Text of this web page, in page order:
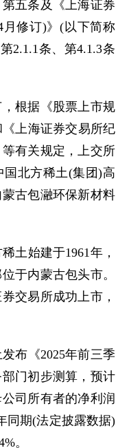
五条及《上海证券
月修订)》(以下简称
2.1.1条、第4.1.3条
根据《股票上市规
《上海证券交易所纪
有关规定，上交所
北方稀土(集团)高
古包瀜环保新材料
始建于1961年，
于内蒙古包头市。
交易所成功上市，
布《2025年前三季
门初步测算，预计
司所有者的净利润
同期(法定披露数据)
。